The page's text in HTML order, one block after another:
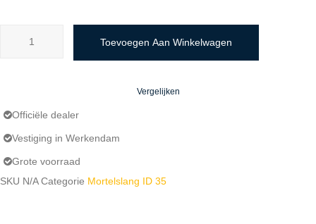
bijpassende
ID
aantal
Toevoegen Aan Winkelwagen
Vergelijken
Officiële dealer
Vestiging in Werkendam
Grote voorraad
SKU N/ACategorie Mortelslang ID 35